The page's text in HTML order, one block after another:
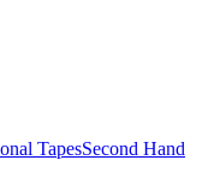
Second Hand